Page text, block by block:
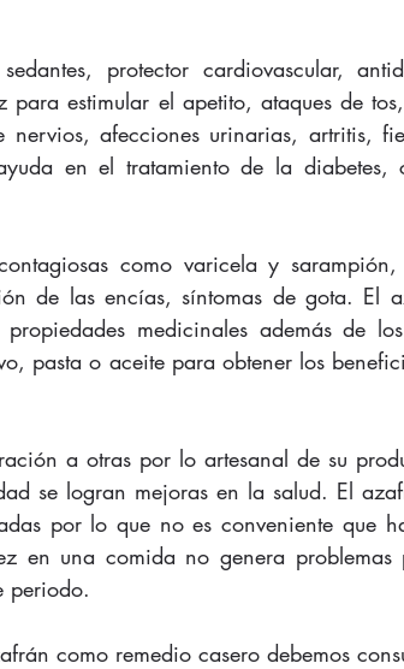
protector cardiovascular,
para estimular el apetito, ataques de
nervios, afecciones urinarias, artritis,
en el tratamiento de la diabetes,
como varicela y
de las encías, síntomas de gota. El
propiedades medicinales además de
pasta o aceite para obtener los
a otras por lo artesanal de su
se logran mejoras en la salud. El
por lo que no es conveniente que
en una comida no genera problemas
periodo.
como remedio casero debemos